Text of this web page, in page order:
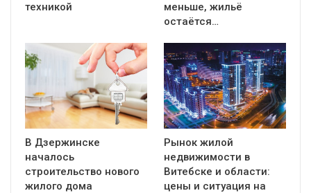
техникой
меньше, жильё
остаётся…
В Дзержинске
началось
строительство нового
жилого дома
Рынок жилой
недвижимости в
Витебске и области:
цены и ситуация на